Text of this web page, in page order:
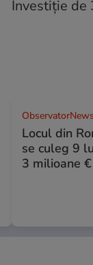
Locul din
se culeg 9
3 milioane €